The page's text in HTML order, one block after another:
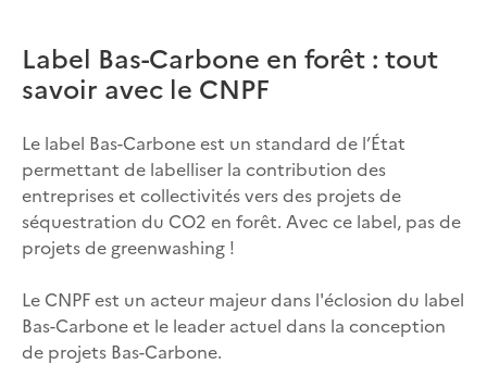
Label Bas-Carbone en forêt : tout
savoir avec le CNPF
Le label Bas-Carbone est un standard de l’État
permettant de labelliser la contribution des
entreprises et collectivités vers des projets de
séquestration du CO2 en forêt. Avec ce label, pas de
projets de greenwashing !
Le CNPF est un acteur majeur dans l'éclosion du label
Bas-Carbone et le leader actuel dans la conception
de projets Bas-Carbone.